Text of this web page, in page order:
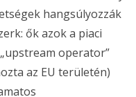
hangsúlyozzák
ők azok a piaci
operator”
az EU területén)